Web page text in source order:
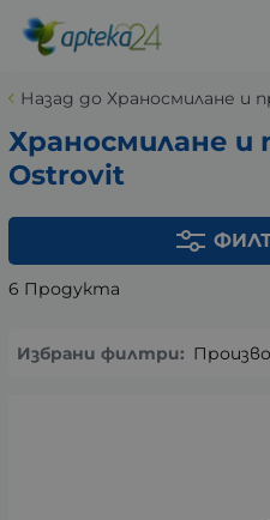
Назад до Храносмилане и
Храносмилане и
Ostrovit
6 Продукта
Избрани филтри: